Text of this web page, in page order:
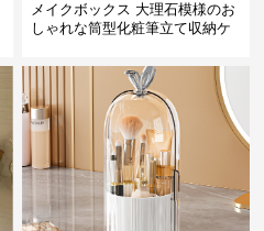
メイクボックス 大理石模様のお
しゃれな筒型化粧筆立て収納ケ